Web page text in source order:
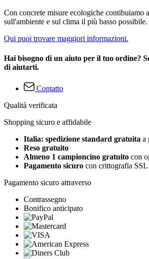
Con concrete misure ecologiche contibuiamo
sull'ambiente e sul clima il più basso possibile.
Qui puoi trovare maggiori informazioni.
Hai bisogno di un aiuto per il tuo ordine?
di aiutarti.
Contatto
Qualità verificata
Shopping sicuro e affidabile
Italia: spedizione standard gratuita a
Reso gratuito
Almeno 1 campioncino gratuito con
Pagamento sicuro con crittografia SSL
Pagamento sicuro attraverso
Contrassegno
Bonifico anticipato